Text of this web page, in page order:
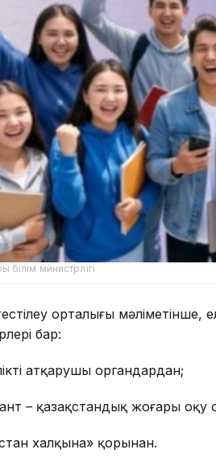
министрлігі
орталығы мәліметінше,
бар:
атқарушы органдардан;
– қазақстандық жоғары оқу
халқына» қорынан.